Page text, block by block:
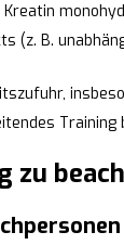
(z. B.
Training
zu